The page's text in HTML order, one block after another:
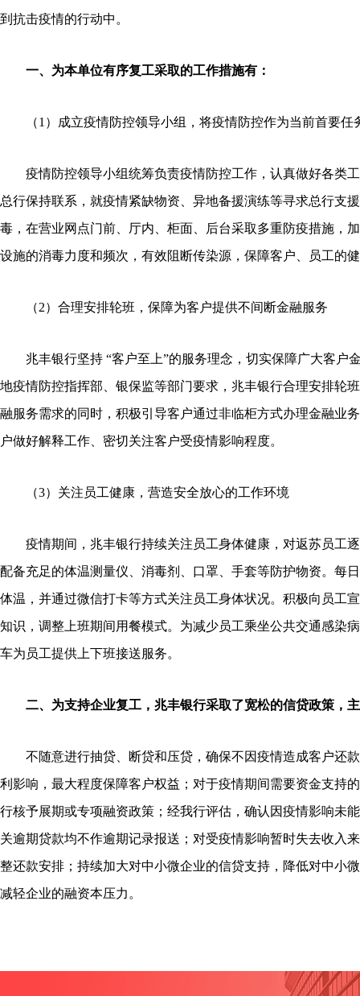
到抗击疫情的行动中。
一、为本单位有序复工采取的工作措施有：
（1）成立疫情防控领导小组，将疫情防控作为当前首要任
疫情防控领导小组统筹负责疫情防控工作，认真做好各类
总行保持联系，就疫情紧缺物资、异地备援演练等寻求总行支
毒，在营业网点门前、厅内、柜面、后台采取多重防疫措施，
设施的消毒力度和频次，有效阻断传染源，保障客户、员工的
（2）合理安排轮班，保障为客户提供不间断金融服务
兆丰银行坚持 “客户至上”的服务理念，切实保障广大客户
地疫情防控指挥部、银保监等部门要求，兆丰银行合理安排轮
融服务需求的同时，积极引导客户通过非临柜方式办理金融业
户做好解释工作、密切关注客户受疫情影响程度。
（3）关注员工健康，营造安全放心的工作环境
疫情期间，兆丰银行持续关注员工身体健康，对返苏员工
配备充足的体温测量仪、消毒剂、口罩、手套等防护物资。每
体温，并通过微信打卡等方式关注员工身体状况。积极向员工
知识，调整上班期间用餐模式。为减少员工乘坐公共交通感染
车为员工提供上下班接送服务。
二、为支持企业复工，兆丰银行采取了宽松的信贷政策，
不随意进行抽贷、断贷和压贷，确保不因疫情造成客户还
利影响，最大程度保障客户权益；对于疫情期间需要资金支持
行核予展期或专项融资政策；经我行评估，确认因疫情影响未
关逾期贷款均不作逾期记录报送；对受疫情影响暂时失去收入
整还款安排；持续加大对中小微企业的信贷支持，降低对中小
减轻企业的融资本压力。